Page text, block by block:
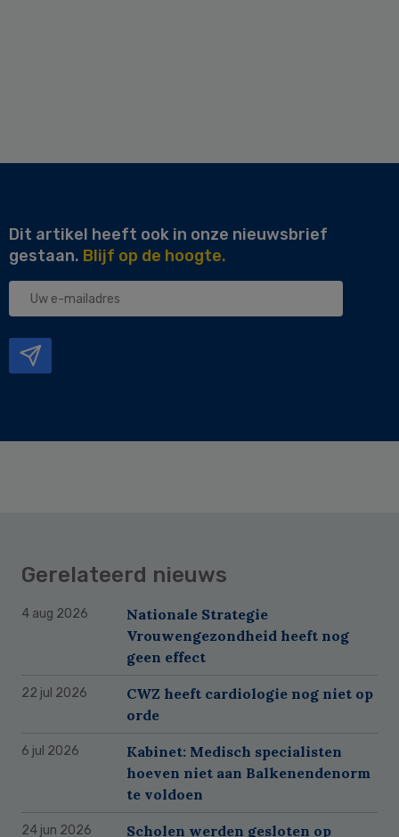
Dit artikel heeft ook in onze nieuwsbrief
gestaan. Blijf op de hoogte.
Uw
Gerelateerd nieuws
4 aug 2026
Nationale Strategie
Vrouwengezondheid heeft nog
geen effect
22 jul 2026
CWZ heeft cardiologie nog niet op
orde
6 jul 2026
Kabinet: Medisch specialisten
hoeven niet aan Balkenendenorm
te voldoen
24 jun 2026
Scholen werden gesloten op